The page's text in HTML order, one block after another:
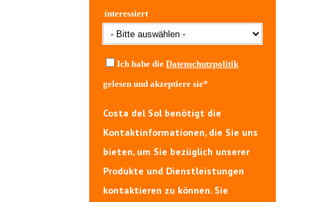
interessiert
Ich habe die Datenschutzpolitik
gelesen und akzeptiere sie*
Costa del Sol benötigt die
Kontaktinformationen, die Sie uns
bieten, um Sie bezüglich unserer
Produkte und Dienstleistungen
kontaktieren zu können. Sie